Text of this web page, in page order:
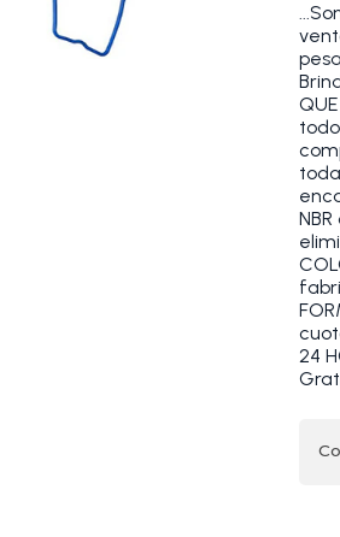
24